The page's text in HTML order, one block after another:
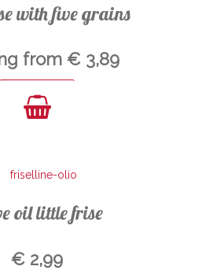
with five grains
from € 3,89
oil little frise
€ 2,99